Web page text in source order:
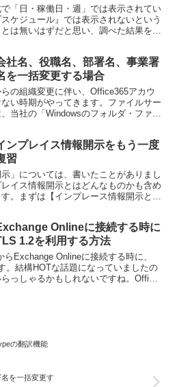
「日・稼働日・週」では表示されてい
ケジュール』では表示されないという
は無いはずだと思い、調べた結果を今
社名、役職名、部署名、事業署
を一括変更する場合
の組織変更に伴い、Office365アカウ
い時期がやってきます。ファイルサー
当社の「Windowsのフォルダ・ファイ
ンプレイス情報開示をもう一度
習
」については、書いたことがありまし
イス情報開示とはどんなものかも含め
。まずは【インプレース情報開示と
Onlineに接続する時に
1.2を利用する方法
Exchange Onlineに接続する時に、
。結構HOTな話題になっていましたの
っしゃるかもしれないですね。Office
の翻訳機能
を一括変更す